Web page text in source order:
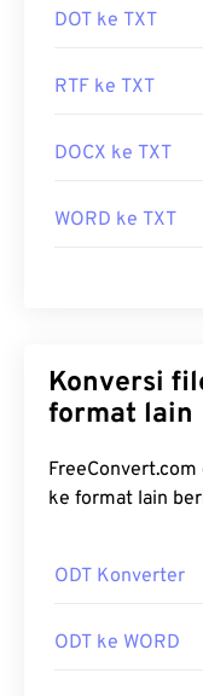
DOT ke TXT
RTF ke TXT
DOCX ke TXT
WORD ke TXT
Konversi file ODT Anda
format lain
FreeConvert.com
ke format lain
ODT Konverter
ODT ke WORD